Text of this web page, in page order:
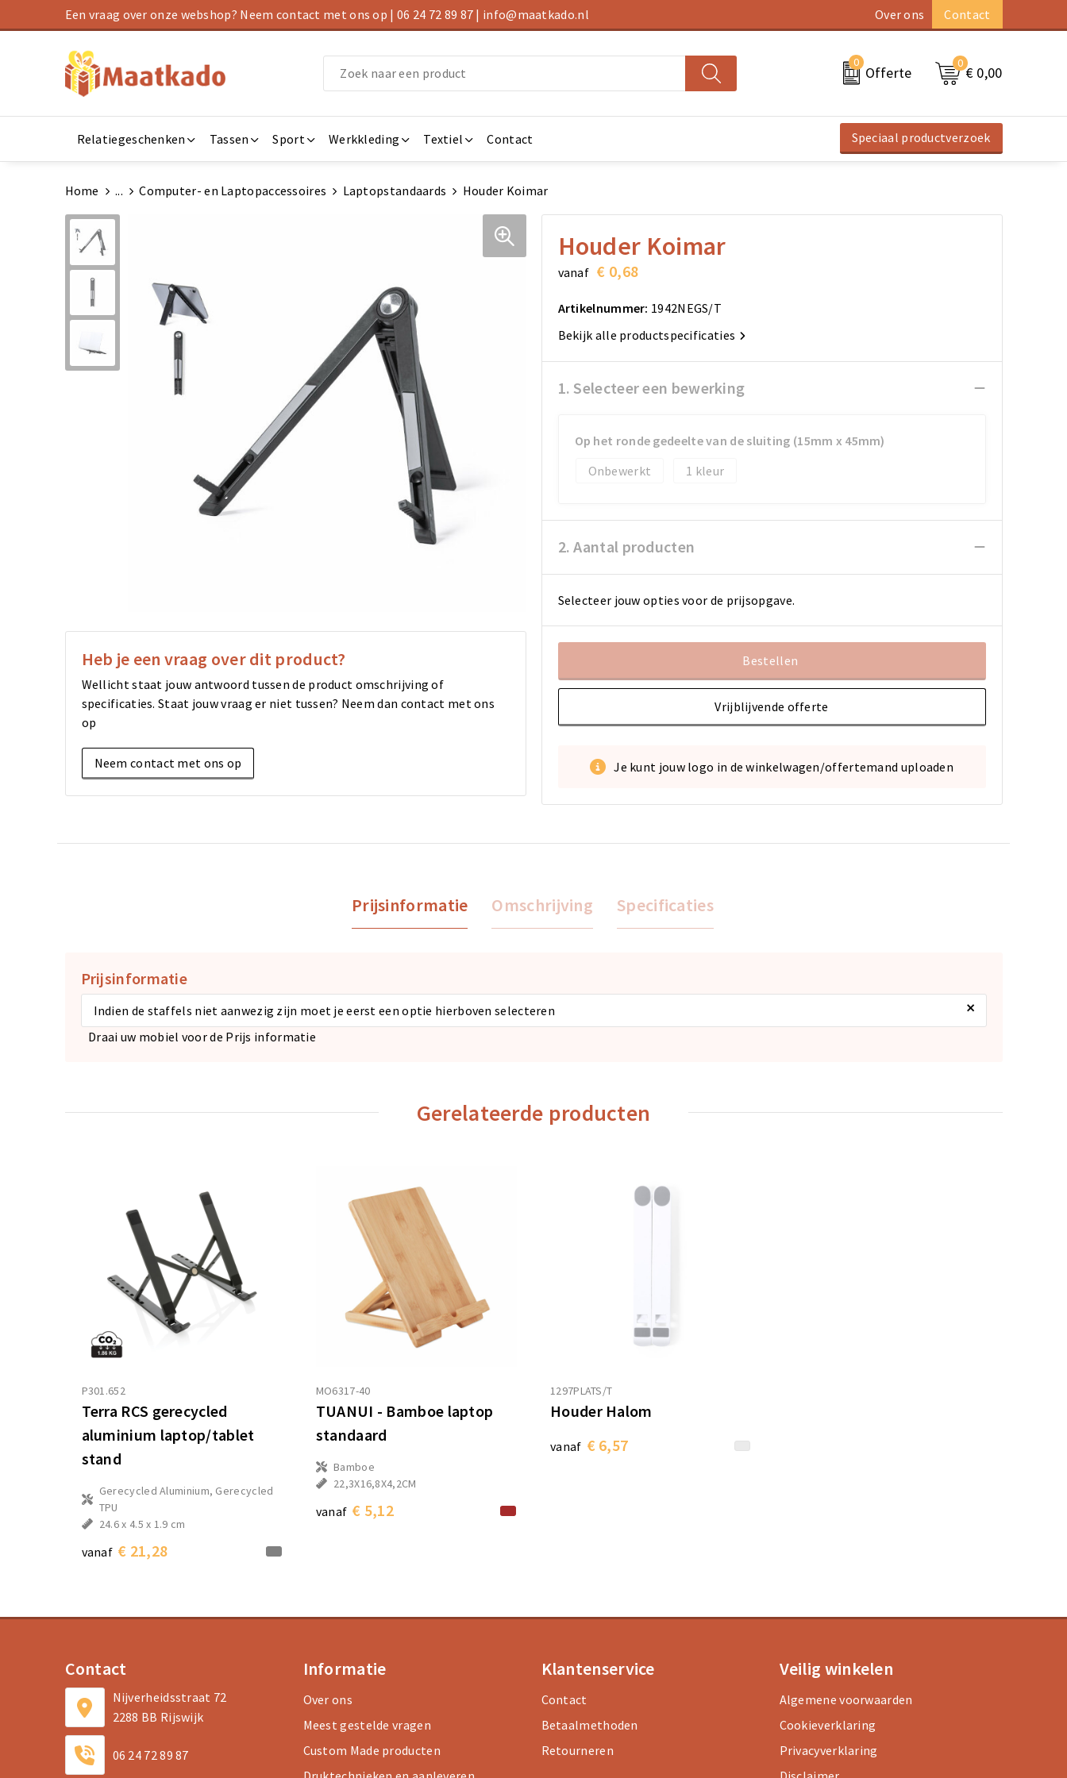
Een vraag over onze webshop? Neem contact met ons op | 06 24 72 89 87 | info@maatkado.nl Over ons Contact
0
Offerte
0
€ 0,00
Relatiegeschenken Tassen Sport Werkkleding Textiel Contact Speciaal productverzoek
Home ... Computer- en Laptopaccessoires Laptopstandaards Houder Koimar
Heb je een vraag over dit product?
Wellicht staat jouw antwoord tussen de product omschrijving of
specificaties. Staat jouw vraag er niet tussen? Neem dan contact met ons
op
Neem contact met ons op
Houder Koimar
vanaf € 0,68
Artikelnummer: 1942NEGS/T
Bekijk alle productspecificaties
1. Selecteer een bewerking
Op het ronde gedeelte van de sluiting (15mm x 45mm)
Onbewerkt
1
2. Aantal producten
Selecteer jouw opties voor de prijsopgave.
Bestellen
Vrijblijvende offerte
Je kunt jouw logo in de winkelwagen/offertemand uploaden
Prijsinformatie Omschrijving Specificaties
Prijsinformatie
Indien de staffels niet aanwezig zijn moet je eerst een optie hierboven selecteren ×
Draai uw mobiel voor de Prijs informatie
Gerelateerde producten
P301.652
Terra RCS gerecycled
aluminium laptop/tablet
stand
Gerecycled Aluminium, Gerecycled
TPU
24.6 x 4.5 x 1.9 cm
vanaf € 21,28
MO6317-40
TUANUI - Bamboe laptop
standaard
Bamboe
22,3X16,8X4,2CM
vanaf € 5,12
1297PLATS/T
Houder Halom
vanaf € 6,57
Contact
Nijverheidsstraat 72
2288 BB Rijswijk
06 24 72 89 87
Informatie
Over ons
Meest gestelde vragen
Custom Made producten
Klantenservice
Contact
Betaalmethoden
Retourneren
Veilig winkelen
Algemene voorwaarden
Cookieverklaring
Privacyverklaring